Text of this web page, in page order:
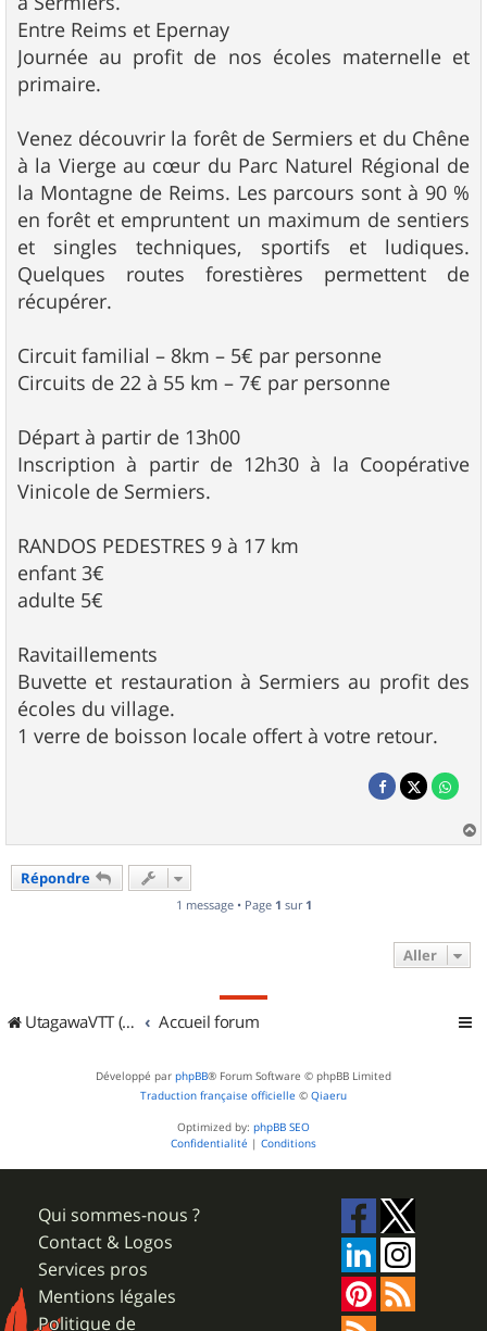
Entre Reims et Epernay
Journée au profit de nos écoles maternelle et
primaire.
Venez découvrir la forêt de Sermiers et du Chêne
à la Vierge au cœur du Parc Naturel Régional de
la Montagne de Reims. Les parcours sont à 90 %
en forêt et empruntent un maximum de sentiers
et singles techniques, sportifs et ludiques.
Quelques routes forestières permettent de
récupérer.
Circuit familial – 8km – 5€ par personne
Circuits de 22 à 55 km – 7€ par personne
Départ à partir de 13h00
Inscription à partir de 12h30 à la Coopérative
Vinicole de Sermiers.
RANDOS PEDESTRES 9 à 17 km
enfant 3€
adulte 5€
Ravitaillements
Buvette et restauration à Sermiers au profit des
écoles du village.
1 verre de boisson locale offert à votre retour.
a
Répondre
1 message • Page 1 sur 1
Aller
UtagawaVTT (Randos VTT et VTTAE avec traces GPS) Accueil forum
Développé par phpBB® Forum Software © phpBB Limited
Traduction française officielle © Qiaeru
Optimized by: phpBB SEO
Confidentialité | Conditions
Qui sommes-nous ?
Contact & Logos
Services pros
Mentions légales
Politique de